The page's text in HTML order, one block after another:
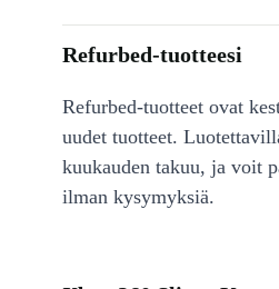
Refurbed-tuotteesi
Refurbed-tuotteet ovat
uudet tuotteet.
kuukauden takuu, ja voit
ilman kysymyksiä.